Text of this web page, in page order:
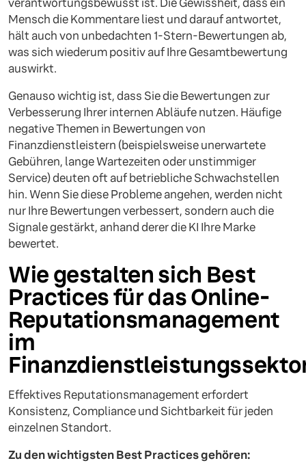
verantwortungsbewusst ist. Die Gewissheit, dass ein
Mensch die Kommentare liest und darauf antwortet,
hält auch von unbedachten 1-Stern-Bewertungen ab,
was sich wiederum positiv auf Ihre Gesamtbewertung
auswirkt.
Genauso wichtig ist, dass Sie die Bewertungen zur
Verbesserung Ihrer internen Abläufe nutzen. Häufige
negative Themen in Bewertungen von
Finanzdienstleistern (beispielsweise unerwartete
Gebühren, lange Wartezeiten oder unstimmiger
Service) deuten oft auf betriebliche Schwachstellen
hin. Wenn Sie diese Probleme angehen, werden nicht
nur Ihre Bewertungen verbessert, sondern auch die
Signale gestärkt, anhand derer die KI Ihre Marke
bewertet.
Wie gestalten sich Best
Practices für das Online-
Reputationsmanagement
im
Effektives Reputationsmanagement erfordert
Konsistenz, Compliance und Sichtbarkeit für jeden
einzelnen Standort.
Zu den wichtigsten Best Practices gehören: